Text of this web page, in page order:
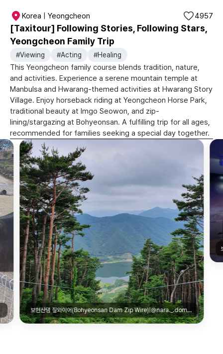
Korea | Yeongcheon
[Taxitour] Following Stories, Following Stars,
Yeongcheon Family Trip
4957
#Viewing #Acting #Healing
This Yeongcheon family course blends tradition, nature,
and activities. Experience a serene mountain temple at
Manbulsa and Hwarang-themed activities at Hwarang Story
Village. Enjoy horseback riding at Yeongcheon Horse Park,
traditional beauty at Imgo Seowon, and zip-
lining/stargazing at Bohyeonsan. A fulfilling trip for all ages,
recommended for families seeking a special day together.
보현산댐 짚와이어(Bohyeonsan Dam Zip Wire)|@nara._.domdom